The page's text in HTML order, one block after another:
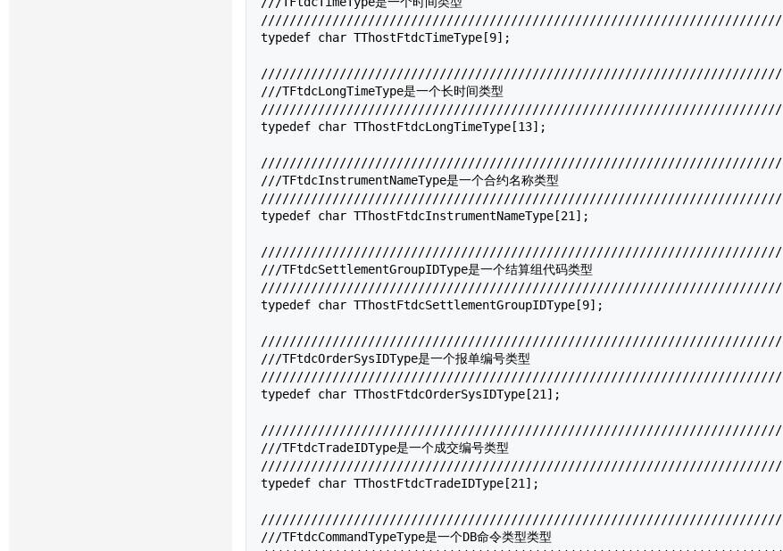
/////////////////////////////////////////////////////////////////////////
typedef char TThostFtdcTimeType [9];
/////////////////////////////////////////////////////////////////////////
///TFtdcLongTimeType是一个长时间类型
/////////////////////////////////////////////////////////////////////////
typedef char TThostFtdcLongTimeType [13];
/////////////////////////////////////////////////////////////////////////
///TFtdcInstrumentNameType是一个合约名称类型
/////////////////////////////////////////////////////////////////////////
typedef char TThostFtdcInstrumentNameType [21];
/////////////////////////////////////////////////////////////////////////
///TFtdcSettlementGroupIDType是一个结算组代码类型
/////////////////////////////////////////////////////////////////////////
typedef char TThostFtdcSettlementGroupIDType [9];
/////////////////////////////////////////////////////////////////////////
///TFtdcOrderSysIDType是一个报单编号类型
/////////////////////////////////////////////////////////////////////////
typedef char TThostFtdcOrderSysIDType [21];
/////////////////////////////////////////////////////////////////////////
///TFtdcTradeIDType是一个成交编号类型
/////////////////////////////////////////////////////////////////////////
typedef char TThostFtdcTradeIDType [21];
/////////////////////////////////////////////////////////////////////////
///TFtdcCommandTypeType是一个DB命令类型类型